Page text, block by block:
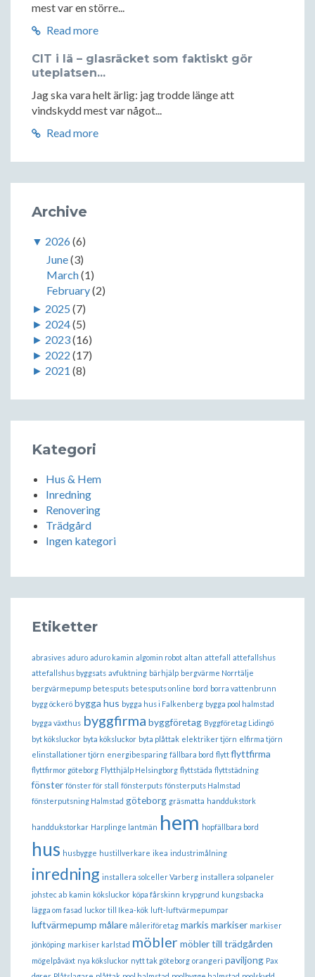
mest var en större...
Read more
CIT i lä – glasräcket som faktiskt gör
uteplatsen...
Jag ska vara helt ärlig: jag trodde länge att
vindskydd mest var något...
Read more
Archive
▼ 2026(6)
June(3)
March(1)
February(2)
► 2025 (7)
► 2024(5)
► 2023(16)
► 2022 (17)
► 2021 (8)
Kategori
Hus & Hem
Inredning
Renovering
Trädgård
Ingen kategori
Etiketter
abrasives aduro aduro kamin algomin robot altan attefall
attefallshus
attefallshus byggsats avfuktning bärhjälp bergvärme Norrtälje
bergvärmepump betesputs betesputs online bord borra vattenbrunn
bygg öckerö bygga hus bygga hus i Falkenberg bygga pool halmstad
bygga växthus byggfirma byggföretag Byggföretag Lidingö
byt köksluckor byta köksluckor byta plåttak elektriker tjörn elfirma tjörn
elinstallationer tjörn energibesparing fällbara bord flytt flyttfirma
flyttfirmor göteborg Flytthjälp Helsingborg flyttstäda flyttstädning
fönster fönster för stall fönsterputs fönsterputs Halmstad
fönsterputsning Halmstad göteborg gräsmatta handdukstork
handdukstorkar Harplinge lantmän hem hopfällbara bord
hus husbygge hustillverkare ikea industrimålning
inredning installera solceller Varberg installera solpaneler
johstec ab kamin köksluckor köpa fårskinn krypgrund kungsbacka
lägga om fasad
luckor till Ikea-kök luft-luftvärmepumpar
luftvärmepump målare måleriföretag markis markiser markiser
jönköping markiser karlstad möblermöbler till trädgården
mögelpåväxt nya köksluckor nytt tak göteborg orangeri paviljong Pax